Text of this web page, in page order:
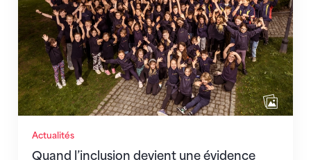
Actualités
Quand l’inclusion devient une évidence